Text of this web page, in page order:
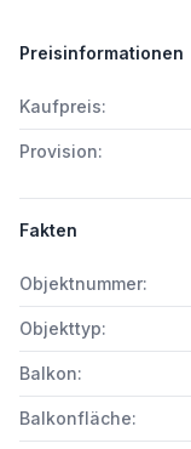
Preisinformationen
Kaufpreis:
Provision:
Fakten
Objektnummer:
Objekttyp:
Balkon:
Balkonfläche: